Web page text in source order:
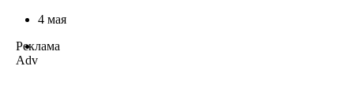
4 мая
Реклама
Adv